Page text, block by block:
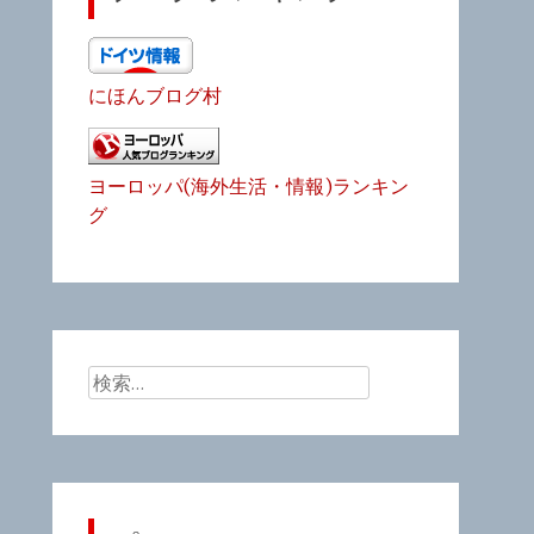
にほんブログ村
ヨーロッパ(海外生活・情報)ランキン
グ
検
索: